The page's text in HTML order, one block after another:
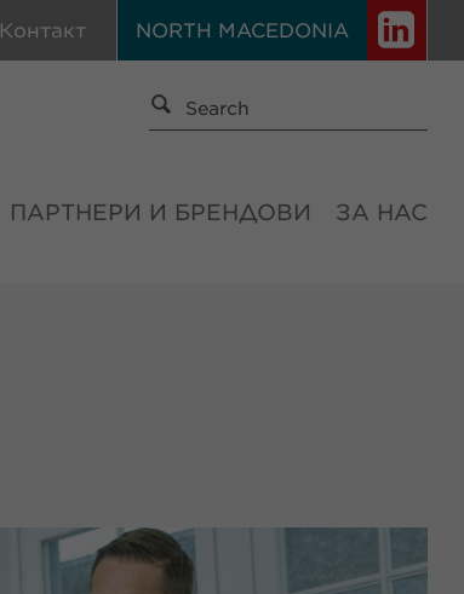
NORTH MACEDONIA
Контакт
ПАРТНЕРИ И БРЕНДОВИ ЗА НАС